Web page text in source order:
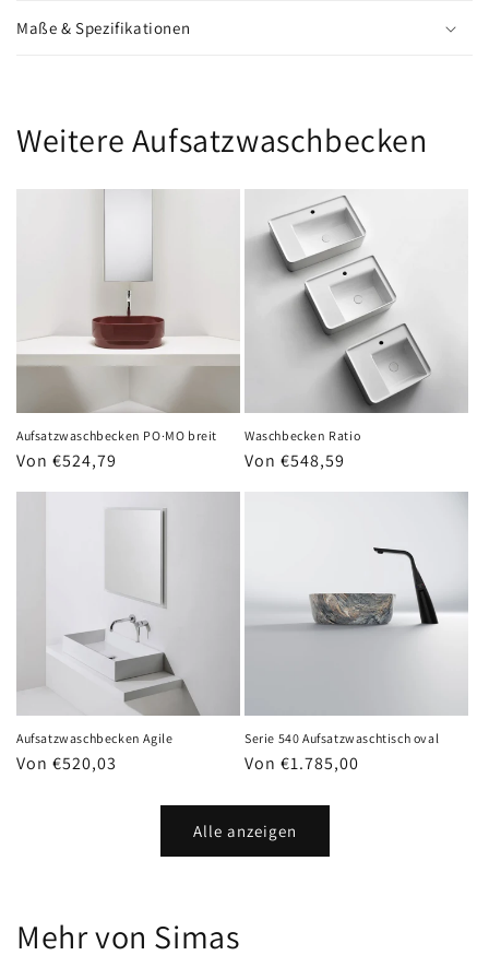
Maße & Spezifikationen
Weitere Aufsatzwaschbecken
Aufsatzwaschbecken PO·MO breit
Normaler
Von €524,79
Waschbecken Ratio
Normaler
Von €548,59
Aufsatzwaschbecken Agile
Normaler
Von €520,03
Serie 540 Aufsatzwaschtisch oval
Normaler
Von €1.785,00
Alle anzeigen
Mehr von Simas